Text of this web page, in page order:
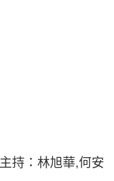
持：林旭華,何安